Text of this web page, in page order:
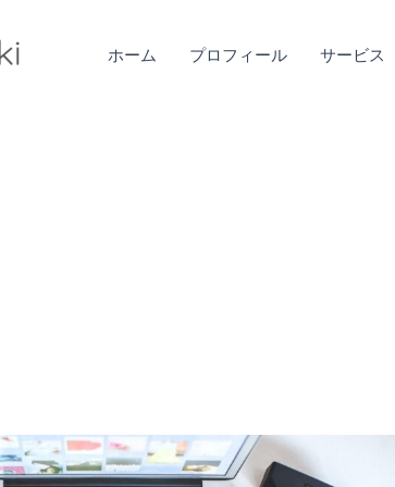
ホーム プロフィール サービス